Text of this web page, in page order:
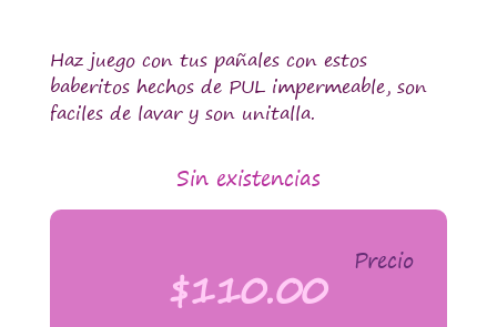
Haz juego con tus pañales con estos
baberitos hechos de PUL impermeable, son
faciles de lavar y son unitalla.
Sin existencias
Precio
$110.00